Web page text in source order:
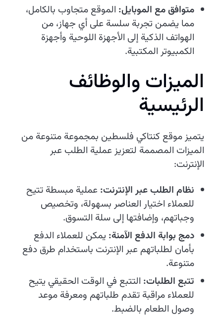
متوافق مع الموبايل: الموقع متجاوب بالكامل،
مما يضمن تجربة سلسة على أي جهاز، من
الهواتف الذكية إلى الأجهزة اللوحية وأجهزة
الكمبيوتر المكتبية.
الميزات والوظائف
الرئيسية
يتميز موقع كنتاكي فلسطين بمجموعة متنوعة من
الميزات المصممة لتعزيز عملية الطلب عبر
الإنترنت:
نظام الطلب عبر الإنترنت: عملية مبسطة تتيح
للعملاء اختيار العناصر بسهولة، وتخصيص
وجباتهم، وإضافتها إلى سلة التسوق.
دمج بوابة الدفع الآمنة: يمكن للعملاء الدفع
بأمان لطلباتهم عبر الإنترنت باستخدام طرق دفع
متنوعة.
تتبع الطلبات: التتبع في الوقت الحقيقي يتيح
للعملاء مراقبة تقدم طلباتهم ومعرفة موعد
وصول الطعام بالضبط.